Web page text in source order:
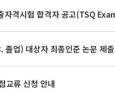
자격시험 합격자 공고(TSQ
업) 대상자 최종인준 논문 제
교류 신청 안내